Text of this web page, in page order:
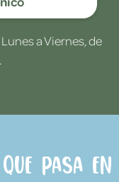
a Viernes, de
pasa en